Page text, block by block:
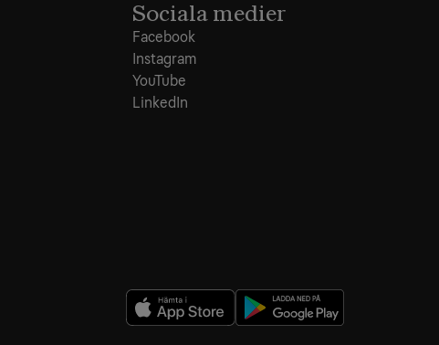
Sociala medier
Facebook
Instagram
YouTube
LinkedIn